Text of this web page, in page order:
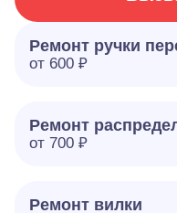
Ремонт ручки
от 600 ₽
Ремонт
от 700 ₽
Ремонт вилки